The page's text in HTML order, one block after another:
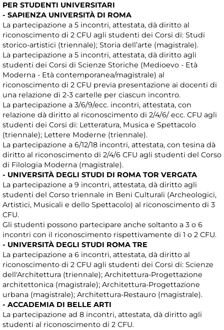
PER STUDENTI UNIVERSITARI
- SAPIENZA UNIVERSITÀ DI ROMA
La partecipazione a 5 incontri, attestata, dà diritto al
riconoscimento di 2 CFU agli studenti dei Corsi di: Studi
storico-artistici (triennale); Storia dell’arte (magistrale).
La partecipazione a 5 incontri, attestata, dà diritto agli
studenti dei Corsi di Scienze Storiche (Medioevo - Età
Moderna - Età contemporanea/magistrale) al
riconoscimento di 2 CFU previa presentazione ai docenti di
una relazione di 2-3 cartelle per ciascun incontro.
La partecipazione a 3/6/9/ecc. incontri, attestata, con
relazione dà diritto al riconoscimento di 2/4/6/ ecc. CFU agli
studenti dei Corsi di: Letteratura, Musica e Spettacolo
(triennale); Lettere Moderne (triennale).
La partecipazione a 6/12/18 incontri, attestata, con tesina dà
diritto al riconoscimento di 2/4/6 CFU agli studenti del Corso
di Filologia Moderna (magistrale).
- UNIVERSITÀ DEGLI STUDI DI ROMA TOR VERGATA
La partecipazione a 9 incontri, attestata, dà diritto agli
studenti del Corso triennale in Beni Culturali (Archeologici,
Artistici, Musicali e dello Spettacolo) al riconoscimento di 3
CFU.
Gli studenti possono partecipare anche soltanto a 3 o 6
incontri con il riconoscimento rispettivamente di 1 o 2 CFU.
- UNIVERSITÀ DEGLI STUDI ROMA TRE
La partecipazione a 6 incontri, attestata, dà diritto al
riconoscimento di 2 CFU agli studenti dei Corsi di: Scienze
dell'Architettura (triennale); Architettura-Progettazione
architettonica (magistrale); Architettura-Progettazione
urbana (magistrale); Architettura-Restauro (magistrale).
- ACCADEMIA DI BELLE ARTI
La partecipazione ad 8 incontri, attestata, dà diritto agli
studenti al riconoscimento di 2 CFU.